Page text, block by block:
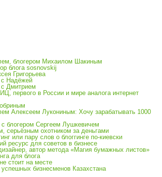
блогером Михаилом Шакиным
блога sosnovskij
Григорьева
Надёжей
Дмитрием
первого в России и мире аналога интернет
Алексеем Лукониным: Хочу зарабатывать 1000
блогером Сергеем Лушкевичем
серьёзным охотником за деньгами
или пару слов о блоггинге по-киевски
ресурс для советов в бизнесе
автор метода «Магия бумажных листов»
для блога
стоит на месте
бизнесменов Казахстана